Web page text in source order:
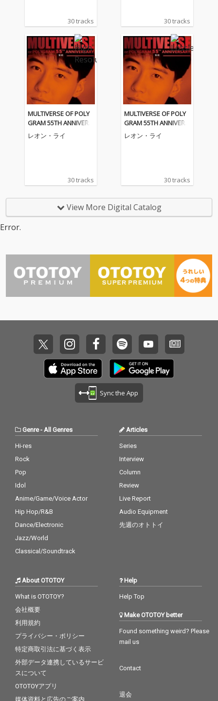
30 tracks 30 tracks
MULTIVERSE OF POLY
GRAM 55TH ANNIVERS
ARY - 黎明
レオン・ライ
30 tracks
MULTIVERSE OF POLY
GRAM 55TH ANNIVERS
ARY - 黎明
レオン・ライ
30 tracks
View More Digital Catalog
Error.
Sync the App
Genre- All Genres
Hi-res
Rock
Pop
Idol
Anime/Game/Voice Actor
Hip Hop/R&B
Dance/Electronic
Jazz/World
Classical/Soundtrack
Articles
Series
Interview
Column
Review
Live Report
Audio Equipment
先週のオトトイ
About OTOTOY
What is OTOTOY?
会社概要
利用規約
プライバシー・ポリシー
特定商取引法に基づく表示
外部データ連携しているサービ
スについて
OTOTOYアプリ
媒体資料と広告のご案内
Help
Help Top
Make OTOTOY better
Found something weird? Please
mail us
Contact
退会